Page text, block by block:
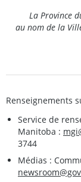
La Province
au nom de la
Renseignements
Service de
Manitoba :
3744
Médias :